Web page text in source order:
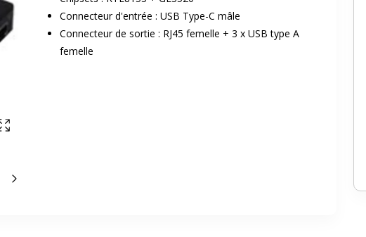
Afficher en plein écran
Slide suivant
Connecteur d'entrée : USB Type-C mâle
Connecteur de sortie : RJ45 femelle + 3 x USB type A
femelle